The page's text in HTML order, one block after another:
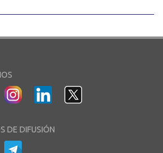
DE DIFUSIÓN